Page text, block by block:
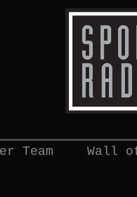
Team
Wall